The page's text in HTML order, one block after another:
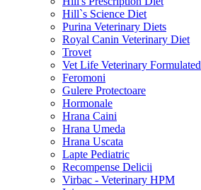
Hill`s Science Diet
Purina Veterinary Diets
Royal Canin Veterinary Diet
Trovet
Vet Life Veterinary Formulated
Feromoni
Gulere Protectoare
Hormonale
Hrana Caini
Hrana Umeda
Hrana Uscata
Lapte Pediatric
Recompense Delicii
Virbac - Veterinary HPM